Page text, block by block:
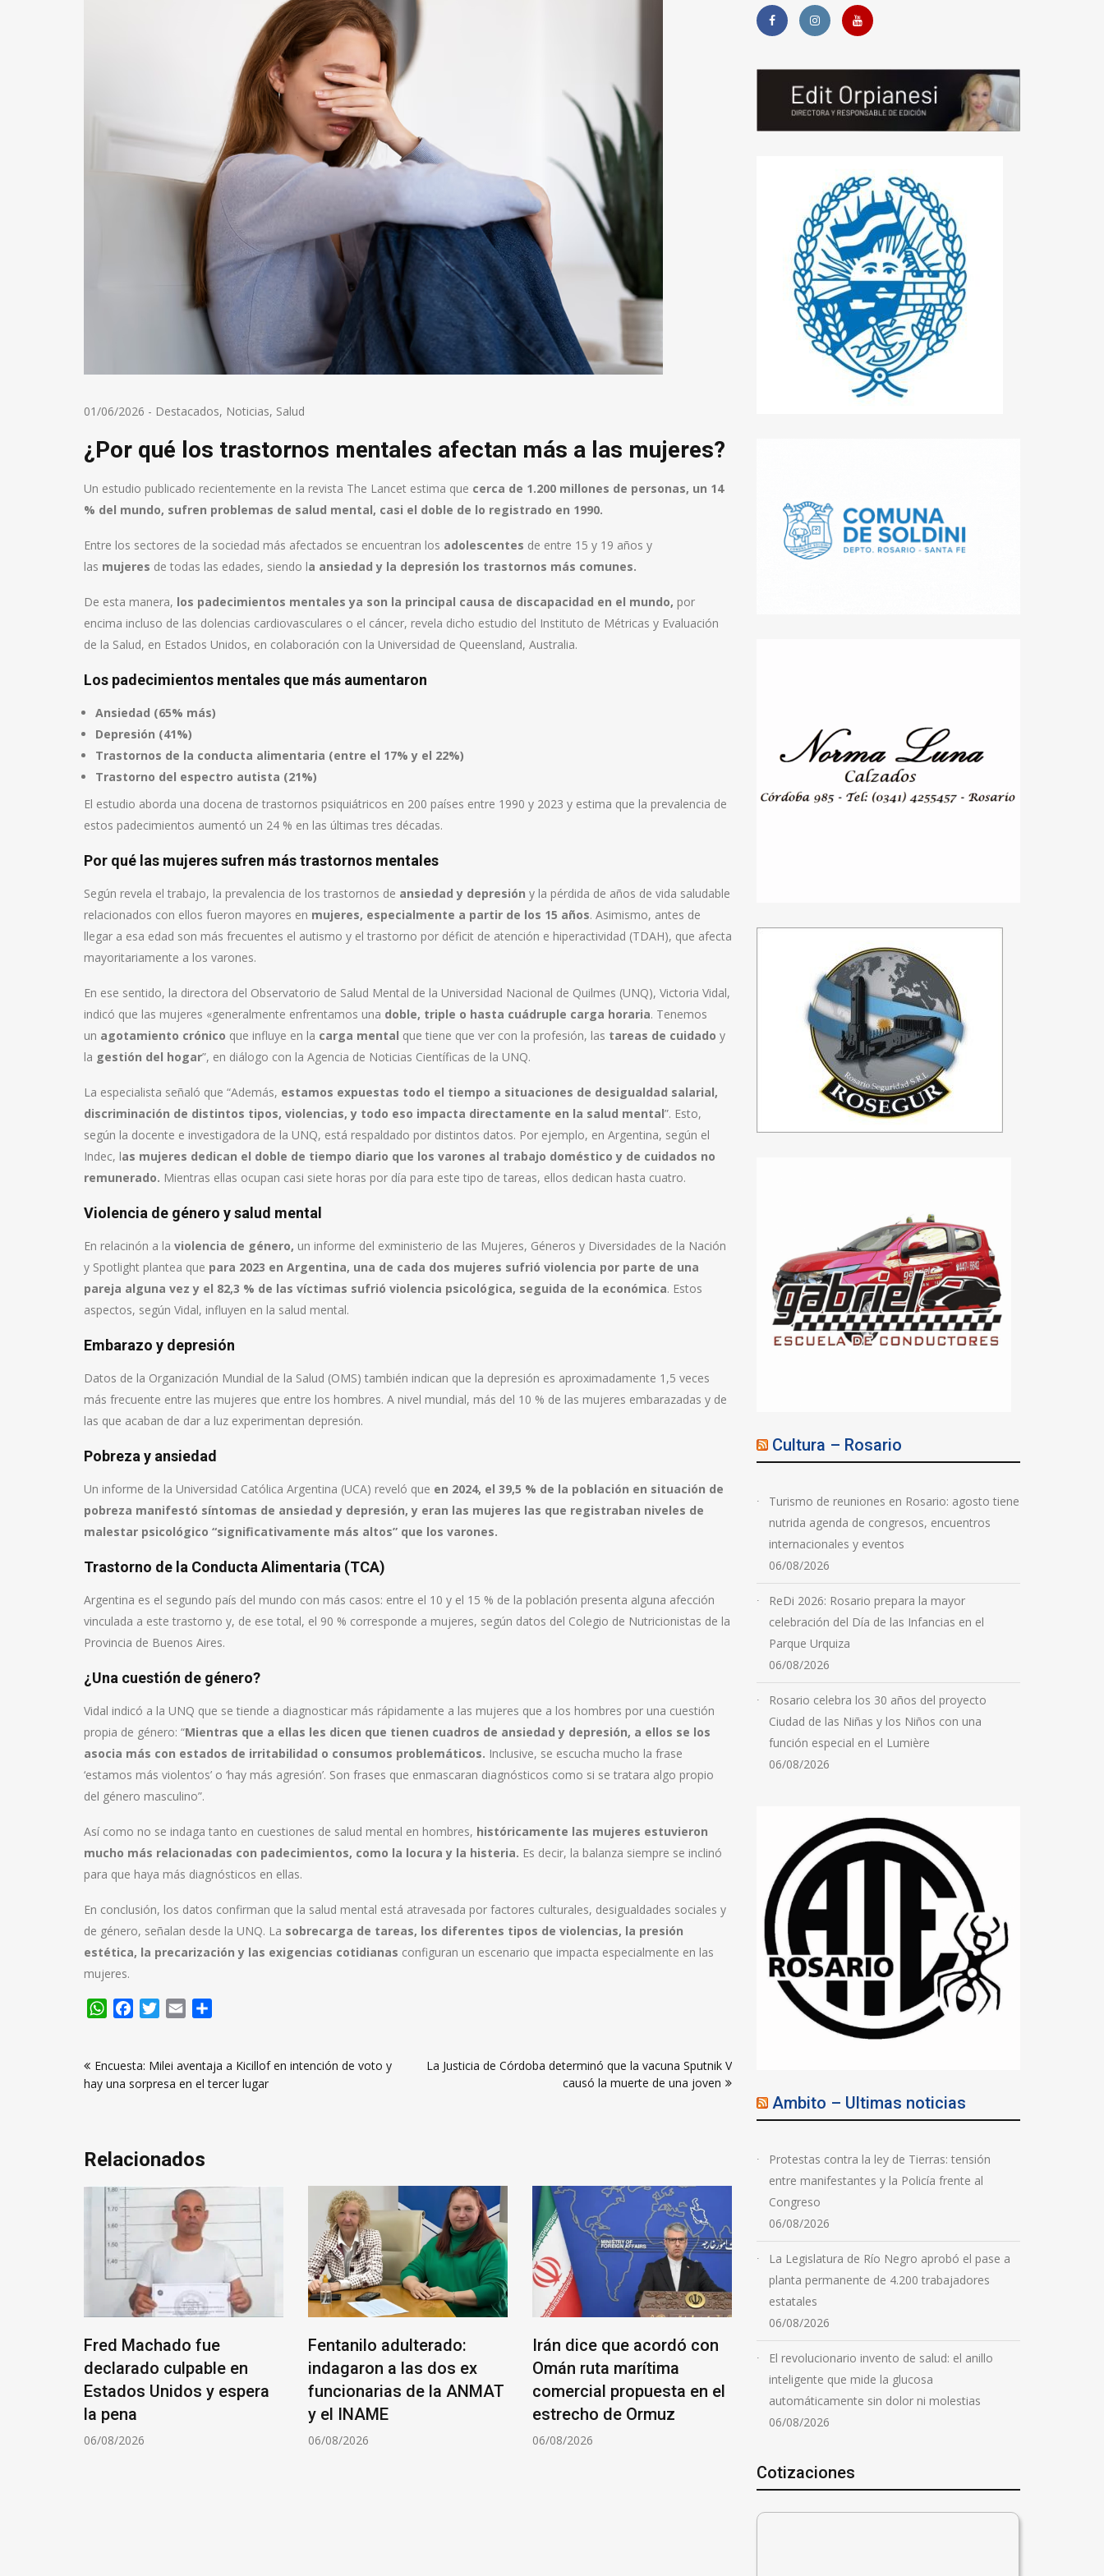
01/06/2026 - Destacados, Noticias, Salud
¿Por qué los trastornos mentales afectan más a las mujeres?
Un estudio publicado recientemente en la revista The Lancet estima que cerca de 1.200 millones de personas, un 14
% del mundo, sufren problemas de salud mental, casi el doble de lo registrado en 1990.
Entre los sectores de la sociedad más afectados se encuentran los adolescentes de entre 15 y 19 años y
las mujeres de todas las edades, siendo la ansiedad y la depresión los trastornos más comunes.
De esta manera, los padecimientos mentales ya son la principal causa de discapacidad en el mundo, por
encima incluso de las dolencias cardiovasculares o el cáncer, revela dicho estudio del Instituto de Métricas y Evaluación
de la Salud, en Estados Unidos, en colaboración con la Universidad de Queensland, Australia.
Los padecimientos mentales que más aumentaron
Ansiedad (65% más)
Depresión (41%)
Trastornos de la conducta alimentaria (entre el 17% y el 22%)
Trastorno del espectro autista (21%)
El estudio aborda una docena de trastornos psiquiátricos en 200 países entre 1990 y 2023 y estima que la prevalencia de
estos padecimientos aumentó un 24 % en las últimas tres décadas.
Por qué las mujeres sufren más trastornos mentales
Según revela el trabajo, la prevalencia de los trastornos de ansiedad y depresión y la pérdida de años de vida saludable
relacionados con ellos fueron mayores en mujeres, especialmente a partir de los 15 años. Asimismo, antes de
llegar a esa edad son más frecuentes el autismo y el trastorno por déficit de atención e hiperactividad (TDAH), que afecta
mayoritariamente a los varones.
En ese sentido, la directora del Observatorio de Salud Mental de la Universidad Nacional de Quilmes (UNQ), Victoria Vidal,
indicó que las mujeres «generalmente enfrentamos una doble, triple o hasta cuádruple carga horaria. Tenemos
un agotamiento crónico que influye en la carga mental que tiene que ver con la profesión, las tareas de cuidado y
la gestión del hogar”, en diálogo con la Agencia de Noticias Científicas de la UNQ.
La especialista señaló que “Además, estamos expuestas todo el tiempo a situaciones de desigualdad salarial,
discriminación de distintos tipos, violencias, y todo eso impacta directamente en la salud mental”. Esto,
según la docente e investigadora de la UNQ, está respaldado por distintos datos. Por ejemplo, en Argentina, según el
Indec, las mujeres dedican el doble de tiempo diario que los varones al trabajo doméstico y de cuidados no
remunerado. Mientras ellas ocupan casi siete horas por día para este tipo de tareas, ellos dedican hasta cuatro.
Violencia de género y salud mental
En relacinón a la violencia de género, un informe del exministerio de las Mujeres, Géneros y Diversidades de la Nación
y Spotlight plantea que para 2023 en Argentina, una de cada dos mujeres sufrió violencia por parte de una
pareja alguna vez y el 82,3 % de las víctimas sufrió violencia psicológica, seguida de la económica. Estos
aspectos, según Vidal, influyen en la salud mental.
Embarazo y depresión
Datos de la Organización Mundial de la Salud (OMS) también indican que la depresión es aproximadamente 1,5 veces
más frecuente entre las mujeres que entre los hombres. A nivel mundial, más del 10 % de las mujeres embarazadas y de
las que acaban de dar a luz experimentan depresión.
Pobreza y ansiedad
Un informe de la Universidad Católica Argentina (UCA) reveló que en 2024, el 39,5 % de la población en situación de
pobreza manifestó síntomas de ansiedad y depresión, y eran las mujeres las que registraban niveles de
malestar psicológico “significativamente más altos” que los varones.
Trastorno de la Conducta Alimentaria (TCA)
Argentina es el segundo país del mundo con más casos: entre el 10 y el 15 % de la población presenta alguna afección
vinculada a este trastorno y, de ese total, el 90 % corresponde a mujeres, según datos del Colegio de Nutricionistas de la
Provincia de Buenos Aires.
¿Una cuestión de género?
Vidal indicó a la UNQ que se tiende a diagnosticar más rápidamente a las mujeres que a los hombres por una cuestión
propia de género: “Mientras que a ellas les dicen que tienen cuadros de ansiedad y depresión, a ellos se los
asocia más con estados de irritabilidad o consumos problemáticos. Inclusive, se escucha mucho la frase
‘estamos más violentos’ o ‘hay más agresión’. Son frases que enmascaran diagnósticos como si se tratara algo propio
del género masculino”.
Así como no se indaga tanto en cuestiones de salud mental en hombres, históricamente las mujeres estuvieron
mucho más relacionadas con padecimientos, como la locura y la histeria. Es decir, la balanza siempre se inclinó
para que haya más diagnósticos en ellas.
En conclusión, los datos confirman que la salud mental está atravesada por factores culturales, desigualdades sociales y
de género, señalan desde la UNQ. La sobrecarga de tareas, los diferentes tipos de violencias, la presión
estética, la precarización y las exigencias cotidianas configuran un escenario que impacta especialmente en las
mujeres.
WhatsApp
FacebookTwitter
Email
deEncuesta: Milei aventaja a Kicillof en intención de voto y
hay una sorpresa en el tercer lugar
La Justicia de Córdoba determinó que la vacuna Sputnik V
causó la muerte de una joven
Relacionados
Fred Machado fue
declarado culpable en
Estados Unidos y espera
la pena
06/08/2026
Fentanilo adulterado:
indagaron a las dos ex
funcionarias de la ANMAT
y el INAME
06/08/2026
Irán dice que acordó con
Omán ruta marítima
comercial propuesta en el
estrecho de Ormuz
06/08/2026
La Provincia tomó
posesión de un edificio
decomisado en una causa
por estafa inmobiliaria en
06/08/2026
Cultura – Rosario
Turismo de reuniones en Rosario: agosto tiene
nutrida agenda de congresos, encuentros
internacionales y eventos
06/08/2026
ReDi 2026: Rosario prepara la mayor
celebración del Día de las Infancias en el
Parque Urquiza
06/08/2026
Rosario celebra los 30 años del proyecto
Ciudad de las Niñas y los Niños con una
función especial en el Lumière
06/08/2026
Ambito – Ultimas noticias
Protestas contra la ley de Tierras: tensión
entre manifestantes y la Policía frente al
Congreso
06/08/2026
La Legislatura de Río Negro aprobó el pase a
planta permanente de 4.200 trabajadores
estatales
06/08/2026
El revolucionario invento de salud: el anillo
inteligente que mide la glucosa
automáticamente sin dolor ni molestias
06/08/2026
Cotizaciones